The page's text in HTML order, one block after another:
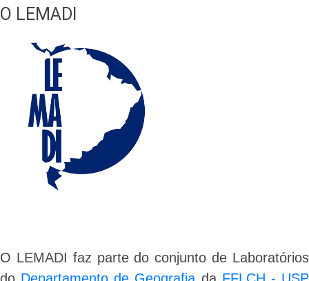
O LEMADI
O LEMADI faz parte do conjunto de Laboratórios